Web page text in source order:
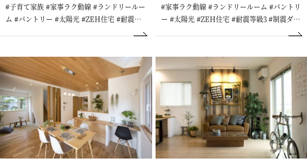
#子育て家族 #家事ラク動線 #ランドリールー
ム #パントリー #太陽光 #ZEH住宅 #耐震等
級3 #制震ダンパー #サンルーム #ウォークイ
#家事ラク動線 #ランドリールーム #パントリ
ー #太陽光 #ZEH住宅 #耐震等級3 #制震ダン